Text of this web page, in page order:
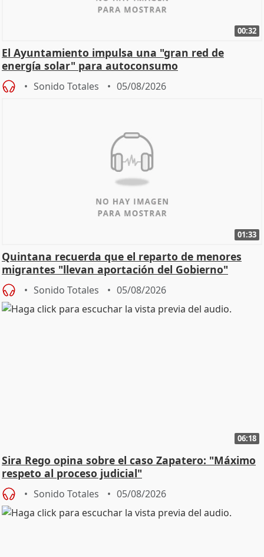
00:32
El Ayuntamiento impulsa una "gran red de
energía solar" para autoconsumo
Sonido Totales 05/08/2026
01:33
Quintana recuerda que el reparto de menores
migrantes "llevan aportación del Gobierno"
central
Sonido Totales 05/08/2026
06:18
Sira Rego opina sobre el caso Zapatero: "Máximo
respeto al proceso judicial"
Sonido Totales 05/08/2026